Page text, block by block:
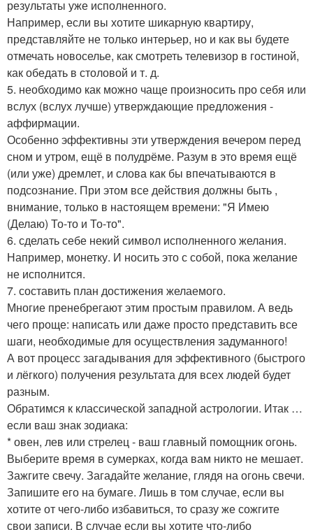
результаты уже исполненного.
Например, если вы хотите шикарную квартиру,
представляйте не только интерьер, но и как вы будете
отмечать новоселье, как смотреть телевизор в гостиной,
как обедать в столовой и т. д.
5. необходимо как можно чаще произносить про себя или
вслух (вслух лучше) утверждающие предложения -
аффирмации.
Особенно эффективны эти утверждения вечером перед
сном и утром, ещё в полудрёме. Разум в это время ещё
(или уже) дремлет, и слова как бы впечатываются в
подсознание. При этом все действия должны быть ,
внимание, только в настоящем времени: "Я Имею
(Делаю) То-то и То-то".
6. сделать себе некий символ исполненного желания.
Например, монетку. И носить это с собой, пока желание
не исполнится.
7. составить план достижения желаемого.
Многие пренебрегают этим простым правилом. А ведь
чего проще: написать или даже просто представить все
шаги, необходимые для осуществления задуманного!
А вот процесс загадывания для эффективного (быстрого
и лёгкого) получения результата для всех людей будет
разным.
Обратимся к классической западной астрологии. Итак …
если ваш знак зодиака:
* овен, лев или стрелец - ваш главный помощник огонь.
Выберите время в сумерках, когда вам никто не мешает.
Зажгите свечу. Загадайте желание, глядя на огонь свечи.
Запишите его на бумаге. Лишь в том случае, если вы
хотите от чего-либо избавиться, то сразу же сожгите
свои записи. В случае если вы хотите что-либо